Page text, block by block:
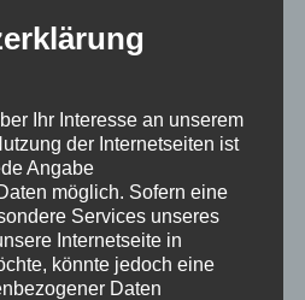
Ihr Interesse an unserem
der Internetseiten ist
Angabe
möglich. Sofern eine
Services unseres
Internetseite in
könnte jedoch eine
Daten